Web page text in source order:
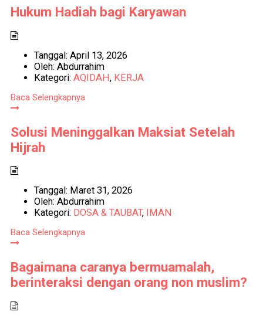
Hukum Hadiah bagi Karyawan
Tanggal: April 13, 2026
Oleh: Abdurrahim
Kategori: AQIDAH, KERJA
Baca Selengkapnya
Solusi Meninggalkan Maksiat Setelah
Hijrah
Tanggal: Maret 31, 2026
Oleh: Abdurrahim
Kategori: DOSA & TAUBAT, IMAN
Baca Selengkapnya
Bagaimana caranya bermuamalah,
berinteraksi dengan orang non muslim?